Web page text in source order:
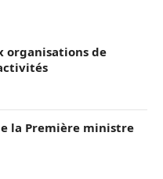
organisations de
la Première ministre